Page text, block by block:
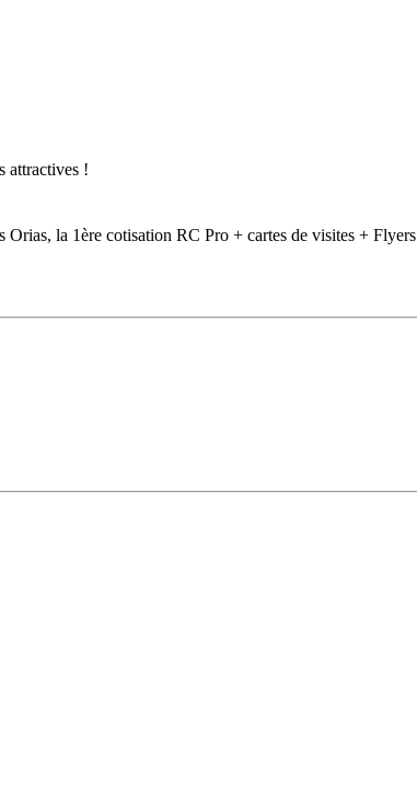
attractives !
Orias, la 1ère cotisation RC Pro + cartes de visites + Flyers